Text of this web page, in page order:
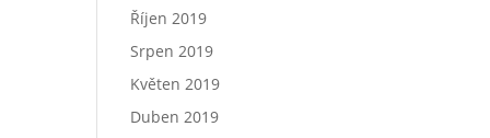
Říjen 2019
Srpen 2019
Květen 2019
Duben 2019